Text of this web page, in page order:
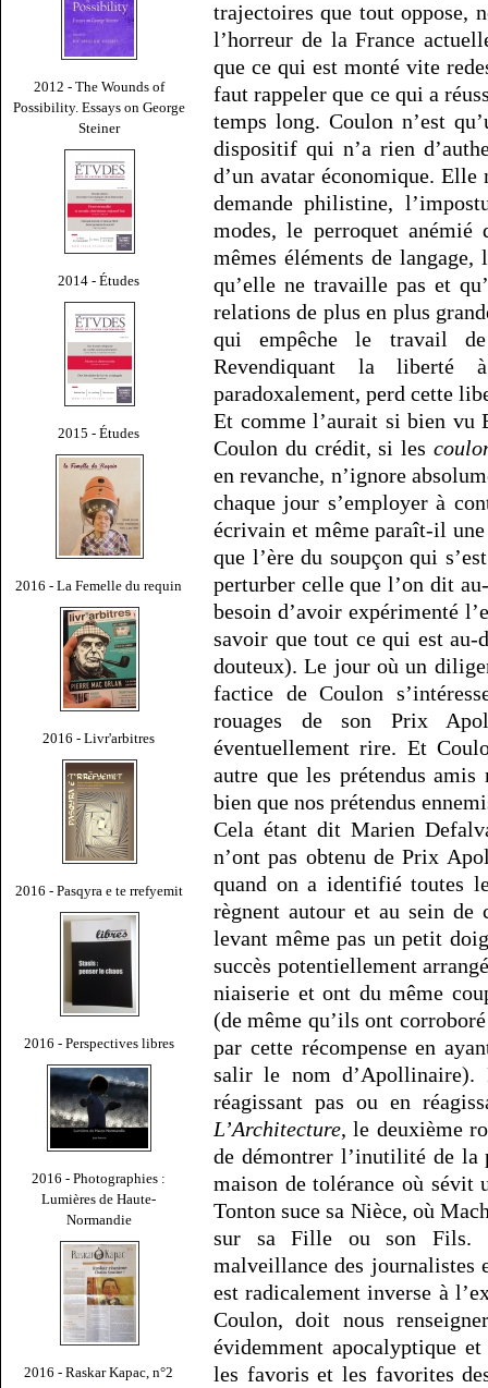
2012 - The Wounds of
Possibility. Essays on George
Steiner
2014 - Études
2015 - Études
2016 - La Femelle du requin
2016 - Livr'arbitres
2016 - Pasqyra e te rrefyemit
2016 - Perspectives libres
2016 - Photographies :
Lumières de Haute-
Normandie
2016 - Raskar Kapac, n°2
trajectoires que tout oppose,
l’horreur de la France
que ce qui est monté vite
faut rappeler que ce qui a
temps long. Coulon n’est
dispositif qui n’a rien
d’un avatar économique.
demande philistine,
modes, le perroquet
mêmes éléments de
qu’elle ne travaille pas et
relations de plus en plus
qui empêche le travail
Revendiquant la liberté
paradoxalement, perd cette
Et comme l’aurait si bien vu
Coulon du crédit, si les
en revanche, n’ignore
chaque jour s’employer à
écrivain et même paraît-il une
que l’ère du soupçon qui
perturber celle que l’on dit
besoin d’avoir expérimenté
savoir que tout ce qui est au-
douteux). Le jour où un
factice de Coulon
rouages de son Prix
éventuellement rire. Et
autre que les prétendus
bien que nos prétendus
Cela étant dit Marien
n’ont pas obtenu de Prix
quand on a identifié toutes
règnent autour et au sein de
levant même pas un petit
succès potentiellement
niaiserie et ont du même
(de même qu’ils ont
par cette récompense en
salir le nom d’Apollinaire).
réagissant pas ou en
L’Architecture, le deuxième
de démontrer l’inutilité de la
maison de tolérance où sévit
Tonton suce sa Nièce, où
sur sa Fille ou son Fils.
malveillance des journalistes
est radicalement inverse à
Coulon, doit nous
évidemment apocalyptique
les favoris et les favorites